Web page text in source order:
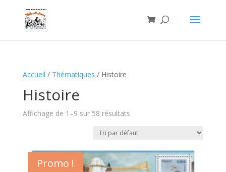
Accueil / Thématiques / Histoire
Histoire
Affichage de 1–9 sur 58 résultats
Promo !